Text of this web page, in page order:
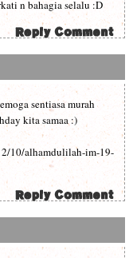
n bahagia selalu :D
sentiasa murah
kita samaa :)
10/alhamdulilah-im-19-